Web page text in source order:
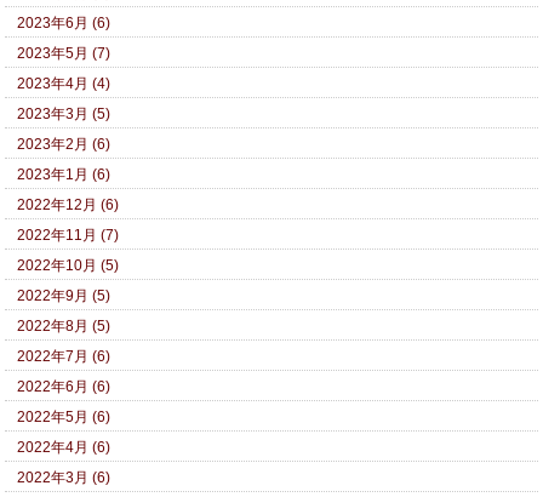
2023年6月 (6)
2023年5月 (7)
2023年4月 (4)
2023年3月 (5)
2023年2月 (6)
2023年1月 (6)
2022年12月 (6)
2022年11月 (7)
2022年10月 (5)
2022年9月 (5)
2022年8月 (5)
2022年7月 (6)
2022年6月 (6)
2022年5月 (6)
2022年4月 (6)
2022年3月 (6)